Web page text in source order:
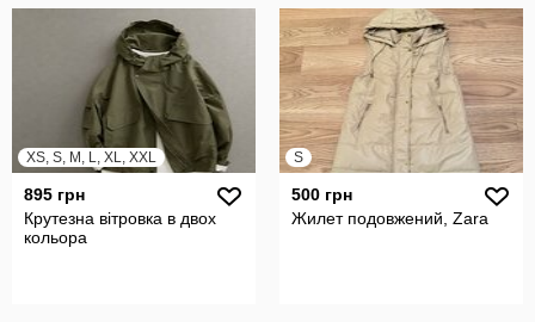
XS, S, M, L, XL, XXL
895 грн
Крутезна вітровка в двох
кольора
S
500 грн
Жилет подовжений, Zara